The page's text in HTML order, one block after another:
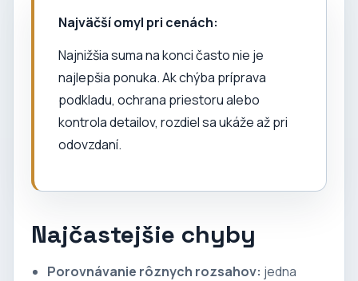
Najväčší omyl pri cenách:
Najnižšia suma na konci často nie je
najlepšia ponuka. Ak chýba príprava
podkladu, ochrana priestoru alebo
kontrola detailov, rozdiel sa ukáže až pri
odovzdaní.
Najčastejšie chyby
Porovnávanie rôznych rozsahov: jedna